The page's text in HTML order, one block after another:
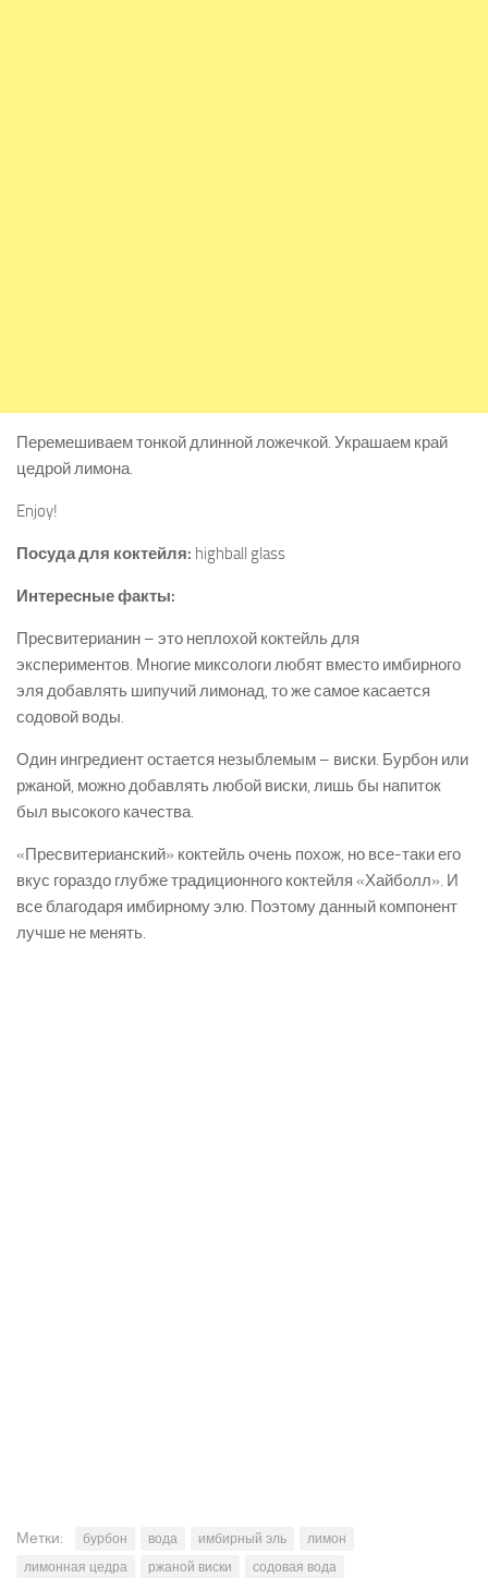
Перемешиваем тонкой длинной ложечкой. Украшаем край
цедрой лимона.
Enjoy!
Посуда для коктейля: highball glass
Интересные факты:
Пресвитерианин – это неплохой коктейль для
экспериментов. Многие миксологи любят вместо имбирного
эля добавлять шипучий лимонад, то же самое касается
содовой воды.
Один ингредиент остается незыблемым – виски. Бурбон или
ржаной, можно добавлять любой виски, лишь бы напиток
был высокого качества.
«Пресвитерианский» коктейль очень похож, но все-таки его
вкус гораздо глубже традиционного коктейля «Хайболл». И
все благодаря имбирному элю. Поэтому данный компонент
лучше не менять.
Метки: бурбон вода имбирный эль
лимон
лимонная цедра
ржаной виски содовая вода